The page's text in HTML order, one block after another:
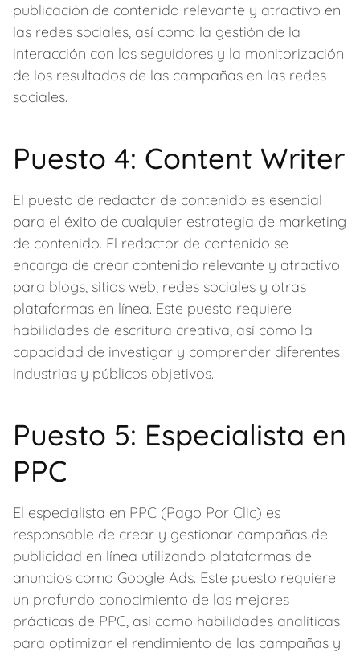
publicación de contenido relevante y atractivo en
las redes sociales, así como la gestión de la
interacción con los seguidores y la monitorización
de los resultados de las campañas en las redes
sociales.
Puesto 4: Content Writer
El puesto de redactor de contenido es esencial
para el éxito de cualquier estrategia de marketing
de contenido. El redactor de contenido se
encarga de crear contenido relevante y atractivo
para blogs, sitios web, redes sociales y otras
plataformas en línea. Este puesto requiere
habilidades de escritura creativa, así como la
capacidad de investigar y comprender diferentes
industrias y públicos objetivos.
Puesto 5: Especialista en
PPC
El especialista en PPC (Pago Por Clic) es
responsable de crear y gestionar campañas de
publicidad en línea utilizando plataformas de
anuncios como Google Ads. Este puesto requiere
un profundo conocimiento de las mejores
prácticas de PPC, así como habilidades analíticas
para optimizar el rendimiento de las campañas y